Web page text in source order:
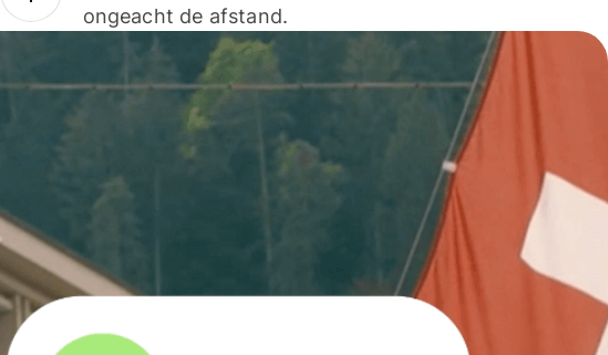
ongeacht de afstand.